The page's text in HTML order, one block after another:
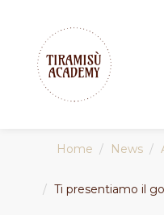
Home News
Ti presentiamo il